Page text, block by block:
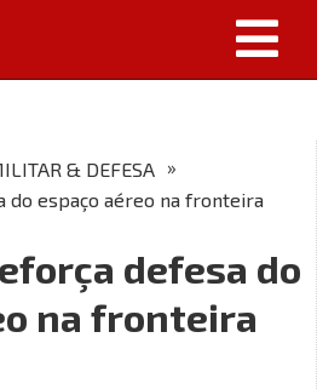
& DEFESA »
do espaço aéreo na fronteira
defesa do
na fronteira